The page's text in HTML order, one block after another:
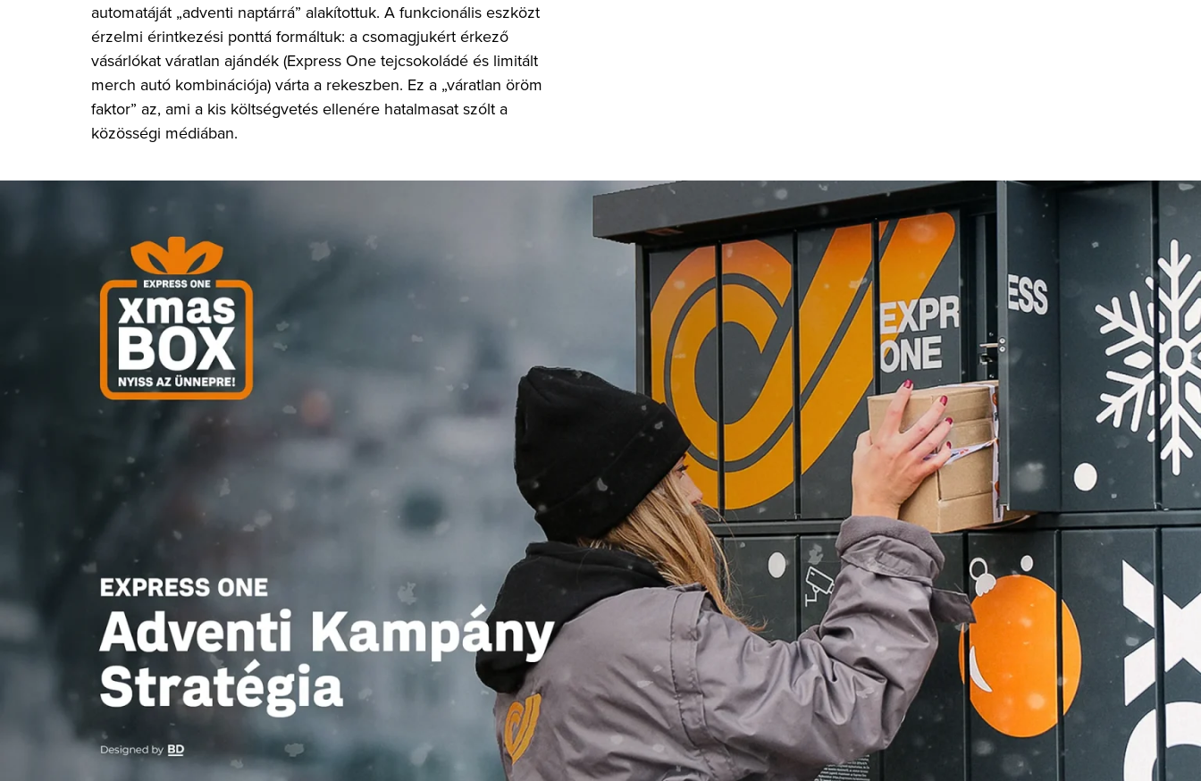
automatáját „adventi naptárrá” alakítottuk. A funkcionális eszközt
érzelmi érintkezési ponttá formáltuk: a csomagjukért érkező
vásárlókat váratlan ajándék (Express One tejcsokoládé és limitált
merch autó kombinációja) várta a rekeszben. Ez a „váratlan öröm
faktor” az, ami a kis költségvetés ellenére hatalmasat szólt a
közösségi médiában.